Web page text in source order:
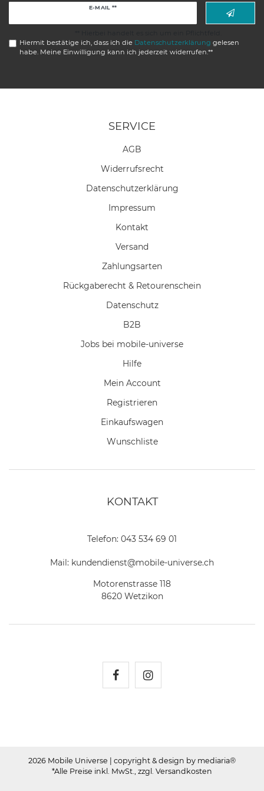
E-MAIL **
Hiermit bestätige ich, dass ich die Daten­schutz­erklärung gelesen
habe. Meine Einwilligung kann ich jederzeit widerrufen.**
SERVICE
AGB
Widerrufs­recht
Daten­schutz­erklärung
Impressum
Kontakt
Versand
Zahlungsarten
Rückgaberecht & Retourenschein
Datenschutz
B2B
Jobs bei mobile-universe
Hilfe
Mein Account
Registrieren
Einkaufswagen
Wunschliste
KONTAKT
Telefon: 043 534 69 01
Mail: kundendienst@mobile-universe.ch
Motorenstrasse 118
8620 Wetzikon
2026 Mobile Universe | copyright & design by mediaria®
*Alle Preise inkl. MwSt., zzgl. Versandkosten